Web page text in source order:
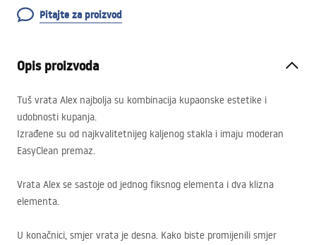
Pitajte za proizvod
Opis proizvoda
Tuš vrata Alex najbolja su kombinacija kupaonske estetike i
udobnosti kupanja.
Izrađene su od najkvalitetnijeg kaljenog stakla i imaju moderan
EasyClean premaz.
Vrata Alex se sastoje od jednog fiksnog elementa i dva klizna
elementa.
U konačnici, smjer vrata je desna. Kako biste promijenili smjer